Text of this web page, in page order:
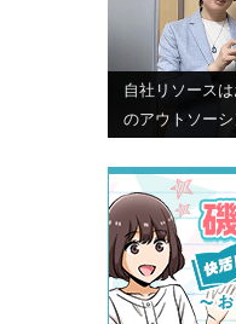
自社リソース
のアウトソー